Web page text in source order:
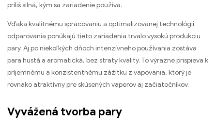
príliš silná, kým sa zariadenie používa.
Vďaka kvalitnému spracovaniu a optimalizovanej technológii
odparovania ponúkajú tieto zariadenia trvalo vysokú produkciu
pary. Aj po niekoľkých dňoch intenzívneho používania zostáva
para hustá a aromatická, bez straty kvality. To výrazne prispieva k
príjemnému a konzistentnému zážitku z vapovania, ktorý je
rovnako atraktívny pre skúsených vaperov aj začiatočníkov.
Vyvážená tvorba pary